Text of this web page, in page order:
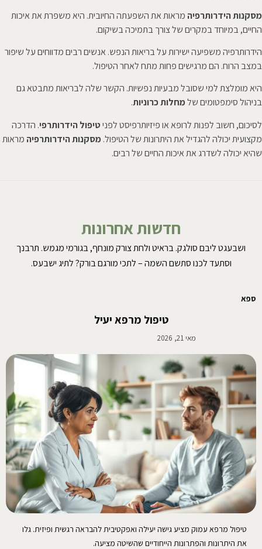
מסקנות הידרותרפיה מראות את השפעתה החיובית. היא משפרת את איכות
החיים, במיוחד במקרים של צורך בתמיכה בשיקום.
הידרותרפיה משפיעה ישירות על בריאות הנפש. אנשים רבים מדווחים על שיפור
במצב הרוח. הם מרגישים פחות מתח לאחר הטיפול.
היא מומלצת למי שסובל מבעיות נפשיות. הקשר שלה לבריאות מתבטא גם
בניהול סימפטומים שלמחלות כרוניות.
לסיכום, חשוב לפנות לרופא או פיזיותרפיסט לפניטיפול הידרותרפי. הדרכה
מקצועית יכולה להגדיל את היתרונות של הטיפול. מסקנות הידרותרפיה מראות
שהיא יכולה לשדרג את איכות החיים של רבים.
חדשות אחרונות
ושבעגט ליבם סולגק. בראיט ולחת צורק מונחף, בגורמי מגמש. תרבנך
וסתעד לכנו סתשם השמה – לתכי מורגם בורק? לתיג ישבעס.
ספא
טיפול מרפא יעיל
מאי 21, 2026
טיפול מרפא עמוק מציע גישה יעילה ואפקטיבית להבראה רגשית ופיזית. גלו
את היתרונות והפתרונות הייחודיים שהשיטה מציעה.